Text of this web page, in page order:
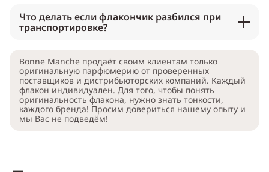
Что делать если флакончик разбился при
транспортировке?
Bonne Manche продаёт своим клиентам только
оригинальную парфюмерию от проверенных
поставщиков и дистрибьюторских компаний. Каждый
флакон индивидуален. Для того, чтобы понять
оригинальность флакона, нужно знать тонкости,
каждого бренда! Просим довериться нашему опыту и
мы Вас не подведём!